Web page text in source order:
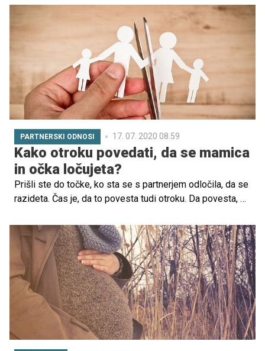
telesi. In če v tej komunikaciji pride do šuma, lahko mati
napačno interpretira otrokove signale in se nanje napačno
odzove. To pa lahko preprečimo z metodo AEQ, ki jo je
Aleš Ernst iz klinične somatike filozofa Thomasa Hanne
razvijal mnogo let.
PARTNERSKI ODNOSI 17. 07. 2020 08.59
Kako otroku povedati, da se mamica
in očka ločujeta?
Prišli ste do točke, ko sta se s partnerjem odločila, da se
razideta. Čas je, da to povesta tudi otroku. Da povesta, da
z enim staršem, da bo hodil na obisk k drugemu staršu,
da bo vaše življenje v prihodnje malce drugačno.
Pomembno je, da mu daste vedeti, da ga imata oba zelo
rada in da za to ni kriv on.